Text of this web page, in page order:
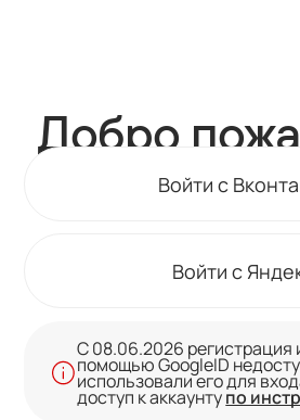
Добро
Войти с
Войти с
С 08.06.2026 регистрация
помощью GoogleID
использовали его для
доступ к аккаунтупо